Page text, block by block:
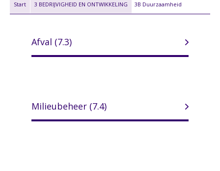
Start 3 BEDRIJVIGHEID EN ONTWIKKELING 3B Duurzaamheid
Afval (7.3)
Milieubeheer (7.4)